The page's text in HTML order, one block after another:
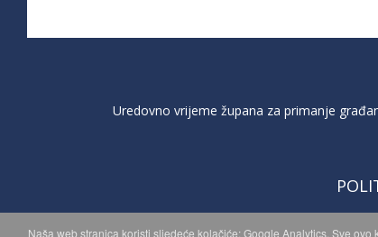
Uredovno vrijeme župana za primanje
Naša web stranica koristi sljedeće kolačiće: Google Analytics. Sve